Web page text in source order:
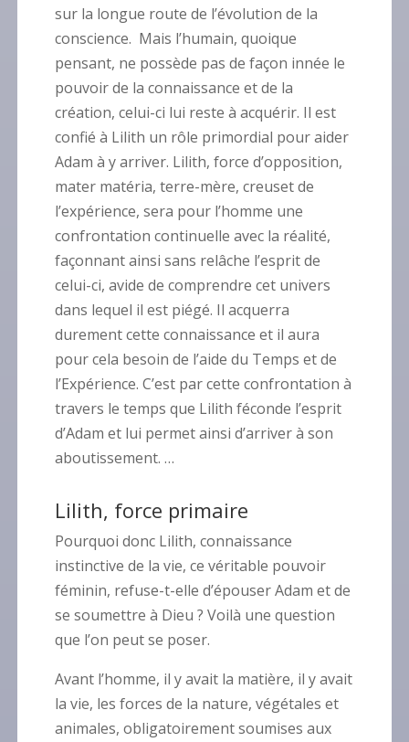
sur la longue route de l’évolution de la
conscience. Mais l’humain, quoique
pensant, ne possède pas de façon innée le
pouvoir de la connaissance et de la
création, celui-ci lui reste à acquérir. Il est
confié à Lilith un rôle primordial pour aider
Adam à y arriver. Lilith, force d’opposition,
mater matéria, terre-mère, creuset de
l’expérience, sera pour l’homme une
confrontation continuelle avec la réalité,
façonnant ainsi sans relâche l’esprit de
celui-ci, avide de comprendre cet univers
dans lequel il est piégé. Il acquerra
durement cette connaissance et il aura
pour cela besoin de l’aide du Temps et de
l’Expérience. C’est par cette confrontation à
travers le temps que Lilith féconde l’esprit
d’Adam et lui permet ainsi d’arriver à son
aboutissement. …
Lilith, force primaire
Pourquoi donc Lilith, connaissance
instinctive de la vie, ce véritable pouvoir
féminin, refuse-t-elle d’épouser Adam et de
se soumettre à Dieu ? Voilà une question
que l’on peut se poser.
Avant l’homme, il y avait la matière, il y avait
la vie, les forces de la nature, végétales et
animales, obligatoirement soumises aux